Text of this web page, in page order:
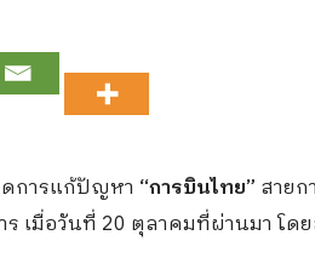
การแก้ปัญหา “การบินไทย” สาย
เมื่อวันที่ 20 ตุลาคมที่ผ่านมา โด